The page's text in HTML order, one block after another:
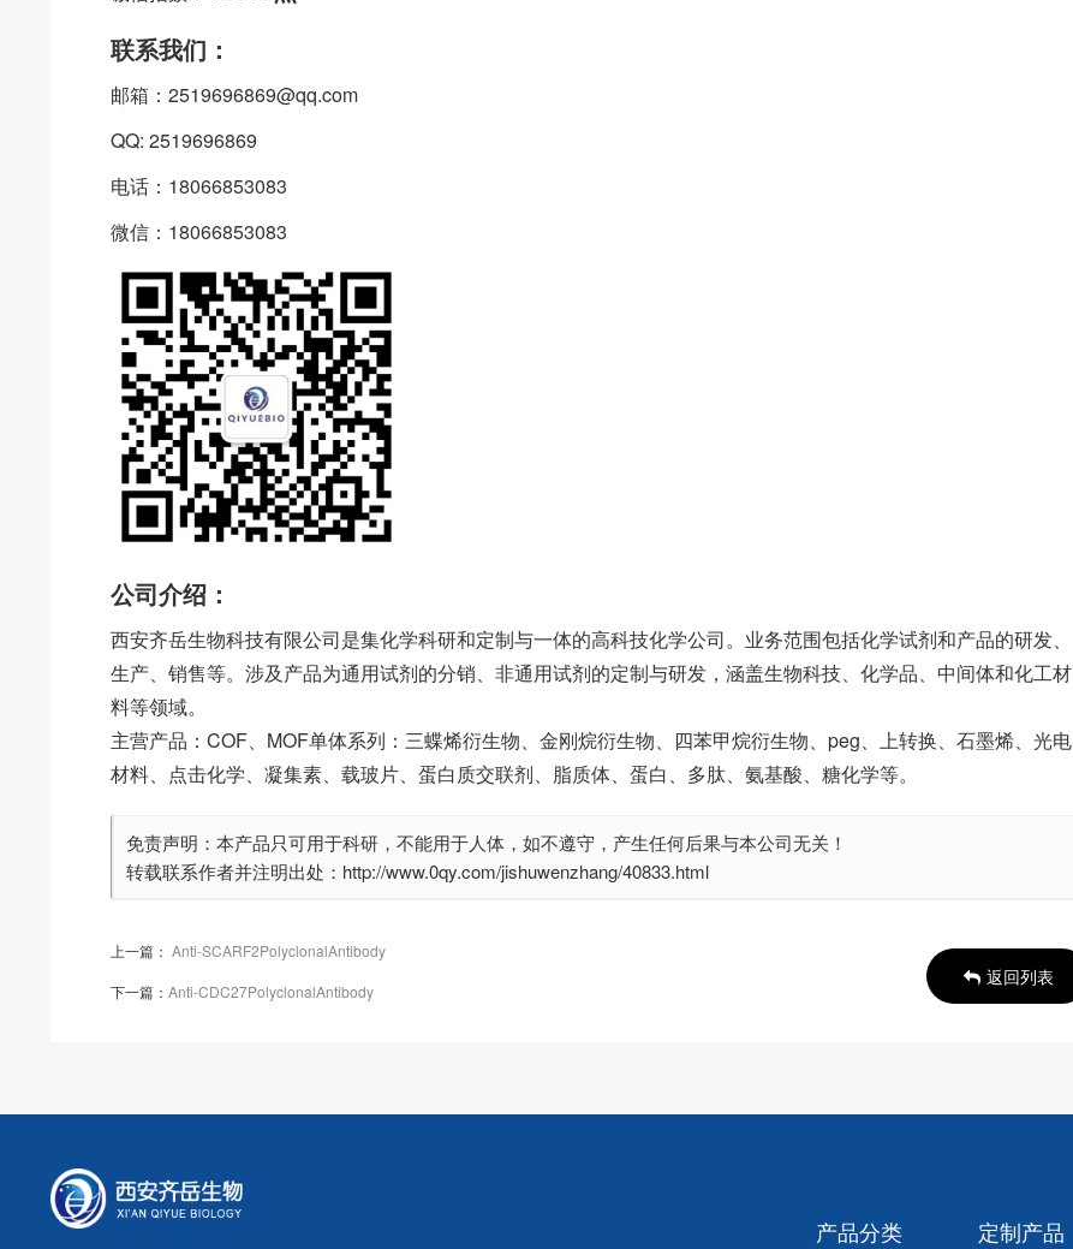
联系我们：
邮箱：2519696869@qq.com
QQ: 2519696869
电话：18066853083
微信：18066853083
公司介绍：
西安齐岳生物科技有限公司是集化学科研和定制与一体的高科技化学公司。业务范围包括化学试剂和产品的研发、
生产、销售等。涉及产品为通用试剂的分销、非通用试剂的定制与研发，涵盖生物科技、化学品、中间体和化工材
料等领域。
主营产品：COF、MOF单体系列：三蝶烯衍生物、金刚烷衍生物、四苯甲烷衍生物、peg、上转换、石墨烯、光电
材料、点击化学、凝集素、载玻片、蛋白质交联剂、脂质体、蛋白、多肽、氨基酸、糖化学等。
免责声明：本产品只可用于科研，不能用于人体，如不遵守，产生任何后果与本公司无关！
转载联系作者并注明出处：http://www.0qy.com/jishuwenzhang/40833.html
上一篇： Anti-SCARF2PolyclonalAntibody
下一篇： Anti-CDC27PolyclonalAntibody
返回列表
产品分类 定制产品